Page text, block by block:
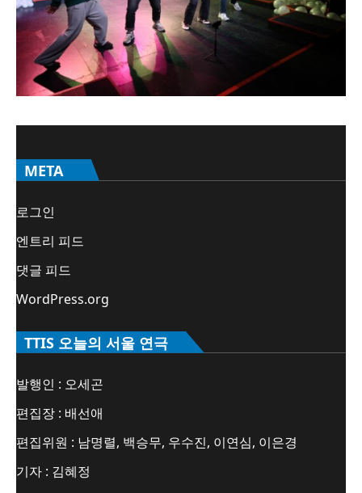
META
로그인
엔트리 피드
댓글 피드
WordPress.org
TTIS 오늘의 서울 연극
발행인 : 오세곤
편집장 : 배선애
편집위원 : 남명렬, 백승무, 우수진, 이연심, 이은경
기자 : 김혜정